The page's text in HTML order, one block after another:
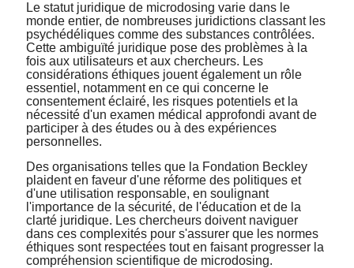
Le statut juridique de microdosing varie dans le
monde entier, de nombreuses juridictions classant les
psychédéliques comme des substances contrôlées.
Cette ambiguïté juridique pose des problèmes à la
fois aux utilisateurs et aux chercheurs. Les
considérations éthiques jouent également un rôle
essentiel, notamment en ce qui concerne le
consentement éclairé, les risques potentiels et la
nécessité d'un examen médical approfondi avant de
participer à des études ou à des expériences
personnelles.
Des organisations telles que la Fondation Beckley
plaident en faveur d'une réforme des politiques et
d'une utilisation responsable, en soulignant
l'importance de la sécurité, de l'éducation et de la
clarté juridique. Les chercheurs doivent naviguer
dans ces complexités pour s'assurer que les normes
éthiques sont respectées tout en faisant progresser la
compréhension scientifique de microdosing.